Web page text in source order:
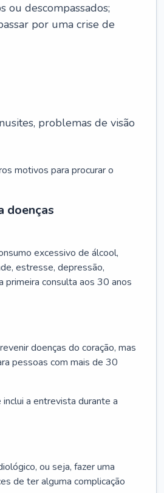
ou descompassados;
por uma crise de
problemas de visão
motivos para procurar o
doenças
excessivo de álcool,
estresse, depressão,
primeira consulta aos 30 anos
doenças do coração, mas
pessoas com mais de 30
a entrevista durante a
ou seja, fazer uma
de ter alguma complicação